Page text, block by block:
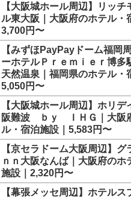
【大阪城ホール周辺】リッチ
ル東大阪｜大阪府のホテル・
3,700円〜
【みずほPayPayドーム福岡
ーホテルＰｒｅｍｉｅｒ博多
天然温泉｜福岡県のホテル・
5,050円〜
【大阪城ホール周辺】ホリデ
阪難波 ｂｙ ＩＨＧ｜大阪
ル・宿泊施設｜5,583円〜
【京セラドーム大阪周辺】グ
ｎｎ大阪なんば｜大阪府のホ
施設｜2,320円〜
【幕張メッセ周辺】ホテルス